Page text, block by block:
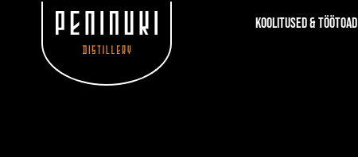
Koolitused & töötoad